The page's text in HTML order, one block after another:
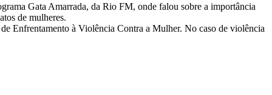
Gata Amarrada, da Rio FM, onde falou sobre a importância
de mulheres.
Enfrentamento à Violência Contra a Mulher. No caso de violência